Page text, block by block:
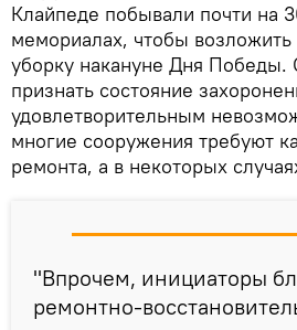
Клайпеде побывали почти на
мемориалах, чтобы
уборку накануне Дня Победы.
признать состояние
удовлетворительным
многие сооружения требуют
ремонта, а в некоторых
"Впрочем, инициаторы
ремонтно-